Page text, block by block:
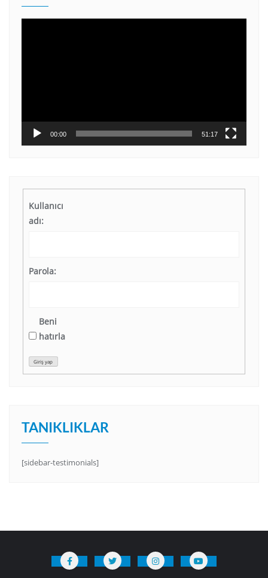
00:00 51:17
Kullanıcı
adı:
Parola:
Beni
hatırla
Giriş yap
TANIKLIKLAR
[sidebar-testimonials]